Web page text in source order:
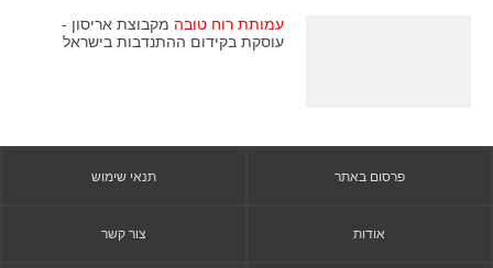
עמותת רוח טובה מקבוצת אריסון -
עוסקת בקידום ההתנדבות בישראל
פרסום באתר תנאי שימוש
אודות צור קשר